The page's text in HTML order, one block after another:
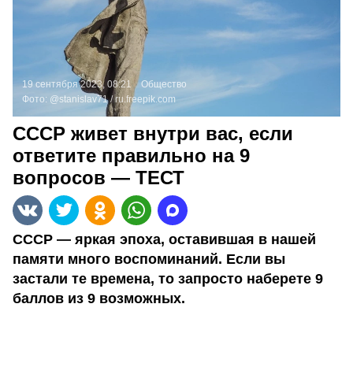
19 сентября 2023, 08:21
Общество
Фото: @stanislav71 /ru.freepik.com
СССР живет внутри вас, если
ответите правильно на 9
вопросов — ТЕСТ
СССР — яркая эпоха, оставившая в нашей
памяти много воспоминаний. Если вы
застали те времена, то запросто наберете 9
баллов из 9 возможных.